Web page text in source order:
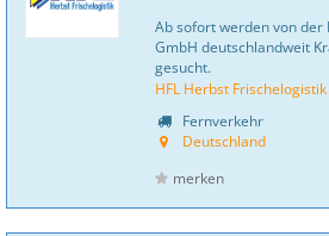
Ab sofort werden von der
GmbH deutschlandweit
gesucht.
HFL Herbst
Fernverkehr
Deutschland
merken